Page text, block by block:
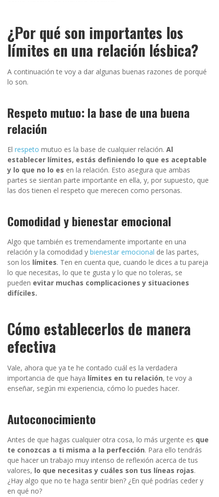
¿Por qué son importantes los
límites en una relación lésbica?
A continuación te voy a dar algunas buenas razones de porqué
lo son.
Respeto mutuo: la base de una buena
relación
El respeto mutuo es la base de cualquier relación. Al
establecer límites, estás definiendo lo que es aceptable
y lo que no lo es en la relación. Esto asegura que ambas
partes se sientan parte importante en ella, y, por supuesto, que
las dos tienen el respeto que merecen como personas.
Comodidad y bienestar emocional
Algo que también es tremendamente importante en una
relación y la comodidad y bienestar emocional de las partes,
son los límites. Ten en cuenta que, cuando le dices a tu pareja
lo que necesitas, lo que te gusta y lo que no toleras, se
pueden evitar muchas complicaciones y situaciones
difíciles.
Cómo establecerlos de manera
efectiva
Vale, ahora que ya te he contado cuál es la verdadera
importancia de que haya límites en tu relación, te voy a
enseñar, según mi experiencia, cómo lo puedes hacer.
Autoconocimiento
Antes de que hagas cualquier otra cosa, lo más urgente es que
te conozcas a ti misma a la perfección. Para ello tendrás
que hacer un trabajo muy intenso de reflexión acerca de tus
valores, lo que necesitas y cuáles son tus líneas rojas.
¿Hay algo que no te haga sentir bien? ¿En qué podrías ceder y
en qué no?